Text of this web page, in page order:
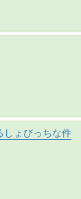
しょびっちな件